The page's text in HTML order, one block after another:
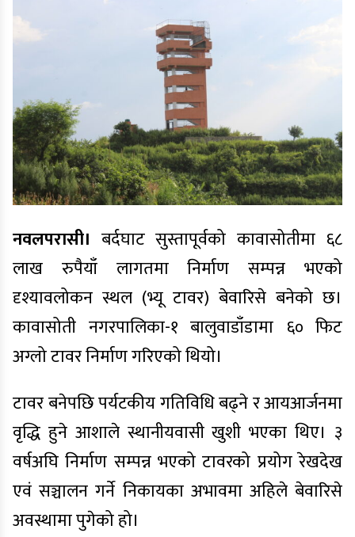
नवलपरासी। बर्दघाट सुस्तापूर्वको कावासोतीमा ६८
लाख रुपैयाँ लागतमा निर्माण सम्पन्न भएको
दृश्यावलोकन स्थल (भ्यू टावर) बेवारिसे बनेको छ।
कावासोती नगरपालिका-१ बालुवाडाँडामा ६० फिट
अग्लो टावर निर्माण गरिएको थियो।
टावर बनेपछि पर्यटकीय गतिविधि बढ्ने र आयआर्जनमा
वृद्धि हुने आशाले स्थानीयवासी खुशी भएका थिए। ३
वर्षअघि निर्माण सम्पन्न भएको टावरको प्रयोग रेखदेख
एवं सञ्चालन गर्ने निकायका अभावमा अहिले बेवारिसे
अवस्थामा पुगेको हो।